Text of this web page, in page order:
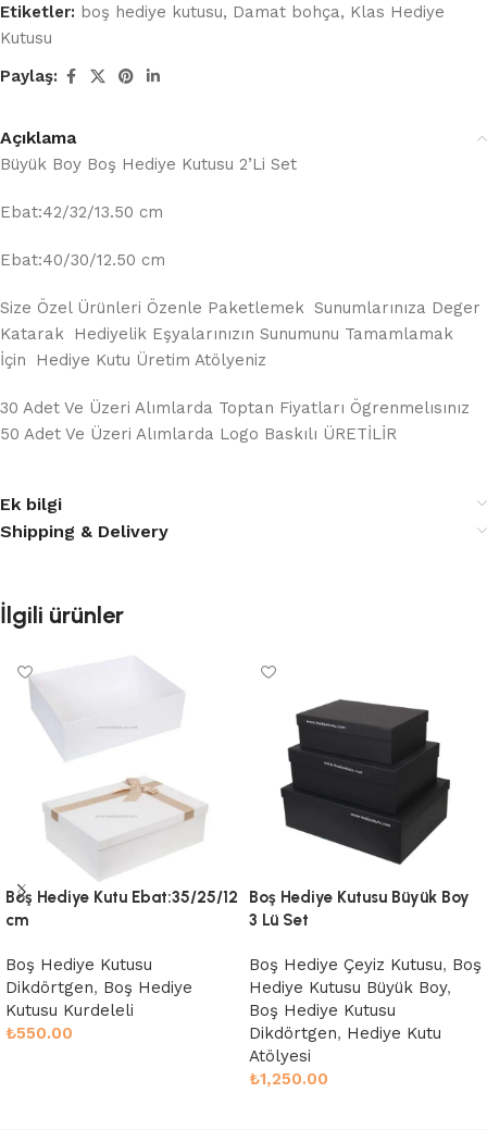
Etiketler: boş hediye kutusu, Damat bohça, Klas Hediye
Kutusu
Paylaş:
Açıklama
Büyük Boy Boş Hediye Kutusu 2’Li Set
Ebat:42/32/13.50 cm
Ebat:40/30/12.50 cm
Size Özel Ürünleri Özenle Paketlemek Sunumlarınıza Deger
Katarak Hediyelik Eşyalarınızın Sunumunu Tamamlamak
İçin Hediye Kutu Üretim Atölyeniz
30 Adet Ve Üzeri Alımlarda Toptan Fiyatları Ögrenmelısınız
50 Adet Ve Üzeri Alımlarda Logo Baskılı ÜRETİLİR
Ek bilgi
Shipping & Delivery
İlgili ürünler
Boş Hediye Kutu Ebat:35/25/12
cm
Boş Hediye Kutusu
Dikdörtgen, Boş Hediye
Kutusu Kurdeleli
₺550.00
Boş Hediye Kutusu Büyük Boy
3 Lü Set
Boş Hediye Çeyiz Kutusu, Boş
Hediye Kutusu Büyük Boy,
Boş Hediye Kutusu
Dikdörtgen, Hediye Kutu
Atölyesi
₺1,250.00